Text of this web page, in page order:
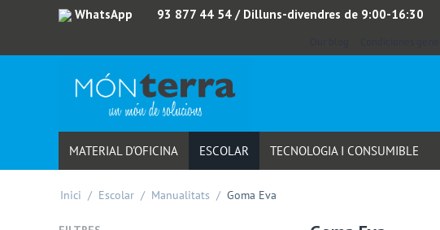
WhatsApp 93 877 44 54 / Dilluns-divendres de 9:00-16:30
MATERIAL D'OFICINA ESCOLAR TECNOLOGIA I CONSUMIBLE
Inici / Escolar / Manualitats / Goma Eva